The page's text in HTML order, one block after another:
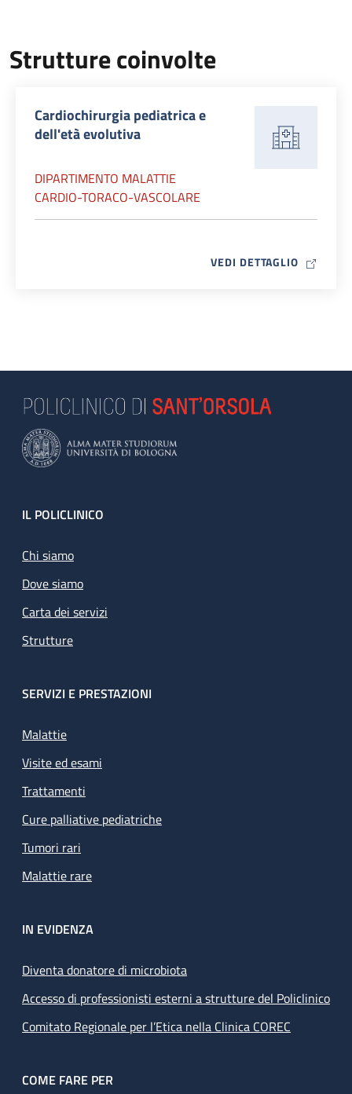
Strutture coinvolte
Cardiochirurgia pediatrica e
dell'età evolutiva
DIPARTIMENTO MALATTIE
CARDIO-TORACO-VASCOLARE
VEDI DETTAGLIO MAP ICON
Footer
IL POLICLINICO
Chi siamo
Dove siamo
Carta dei servizi
Strutture
SERVIZI E PRESTAZIONI
Malattie
Visite ed esami
Trattamenti
Cure palliative pediatriche
Tumori rari
Malattie rare
IN EVIDENZA
Diventa donatore di microbiota
Accesso di professionisti esterni a strutture del Policlinico
Comitato Regionale per l’Etica nella Clinica COREC
COME FARE PER